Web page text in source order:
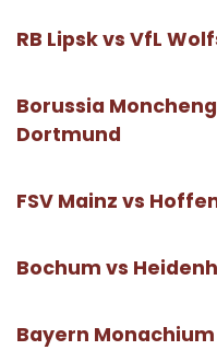
RB Lipsk vs VfL
Borussia
Dortmund
FSV Mainz vs
Bochum vs
Bayern Monachium